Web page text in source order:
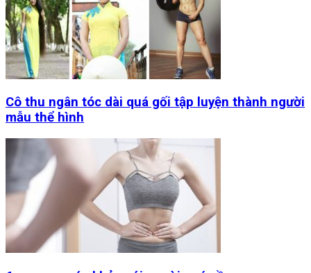
Cô thu ngân tóc dài quá gối tập luyện thành người
mẫu thể hình